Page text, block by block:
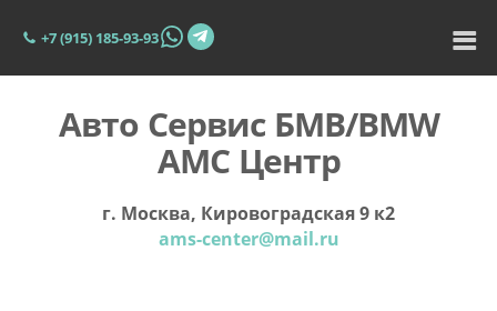
+7 (915) 185-93-93
Авто Сервис БМВ/BMW
АМС Центр
г. Москва, Кировоградская 9 к2
ams-center@mail.ru